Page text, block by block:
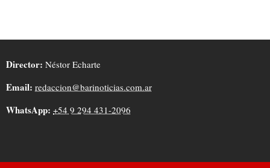
Director: Néstor Echarte
Email: redaccion@barinoticias.com.ar
WhatsApp: +54 9 294 431-2096